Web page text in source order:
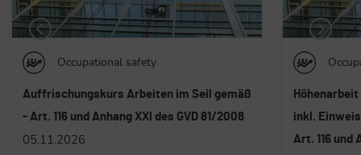
Occupational safety
Höhenarbeit - Ausbildung Arbeiten im Seil
inkl. Einweisung in die PSA Kat. 3 - gemäß
Art. 116 und Anhang XXI des GVD 81/2008;
Rolle im
G.v.D. 81/08